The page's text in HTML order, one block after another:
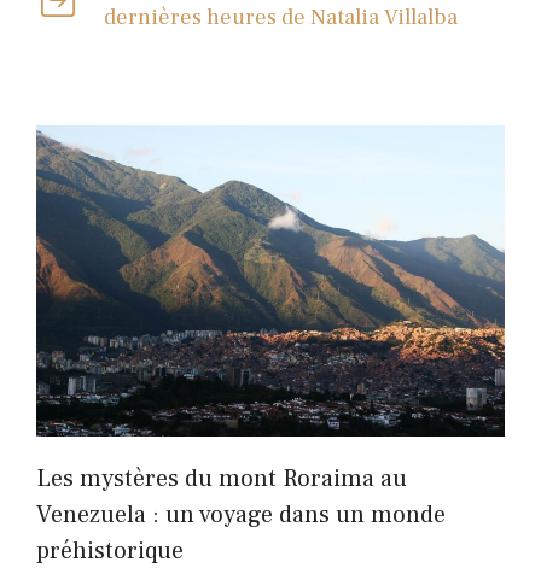
dernières heures de Natalia Villalba
Les mystères du mont Roraima au
Venezuela : un voyage dans un monde
préhistorique